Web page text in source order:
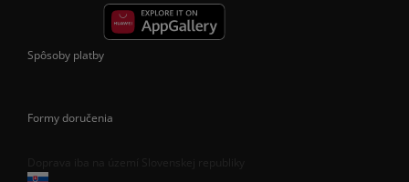
Spôsoby platby
Formy doručenia